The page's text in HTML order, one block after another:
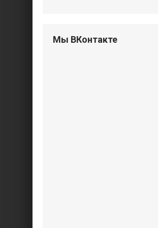
Мы ВКонтакте